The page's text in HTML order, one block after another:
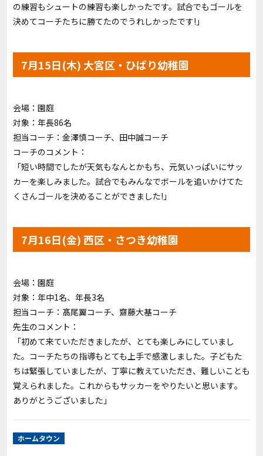
の練習もシュートの練習も楽しかったです。試合でもゴールを
決めてコーチたちに勝てたのでうれしかったです!」
7月15日(木) 大宮区・ひばり幼稚園
会場：園庭
対象：年長86名
担当コーチ： 金澤慎コーチ、 田中誠コーチ
コーチのコメント：
「短い時間でしたが天気もなんとかもち、元気いっぱいにサッ
カーを楽しみました。試合でもみんなでボールを追いかけてた
くさんゴールを決めることができました!」
7月16日(金) 西区・さつき幼稚園
会場：園庭
対象：年中1名、年長3名
担当コーチ： 髙尾翼コーチ、 齋藤大基コーチ
先生のコメント：
「初めて来ていただきましたが、とても楽しみにしていまし
た。コーチたちの指導もとても上手で感激しました。子どもた
ちは緊張していましたが、丁寧に教えていただき、難しいことも
覚えられました。これからもサッカーをやりたいと思います。
ありがとうございました」
ホームタウン